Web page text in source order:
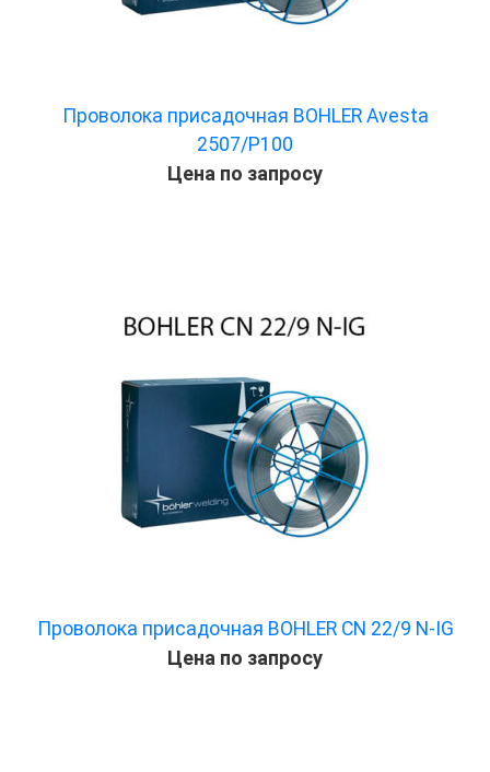
Проволока присадочная BOHLER Avesta
2507/P100
Цена по запросу
Проволока присадочная BOHLER CN 22/9 N-IG
Цена по запросу